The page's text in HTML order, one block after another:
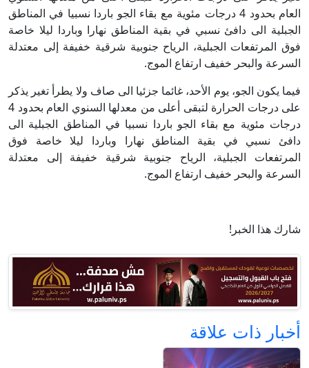
العام بحدود 4 درجات مئوية مع بقاء الجو باردا نسبيا في المناطق
الجبلية الى دافئ نسبي في بقية المناطق نهارا وباردا ليلا خاصة
فوق المرتفعات الجبلية، الرياح جنوبية شرقية خفيفة إلى معتدلة
السرعة والبحر خفيف ارتفاع الموج.
فيما يكون الجو، يوم الأحد، غائما جزئيا الى صاف ولا يطرأ تغير يذكر
على درجات الحرارة لتبقى أعلى من معدلها السنوي العام بحدود 4
درجات مئوية مع بقاء الجو باردا نسبيا في المناطق الجبلية الى
دافئ نسبي في بقية المناطق نهارا وباردا ليلا خاصة فوق
المرتفعات الجبلية، الرياح جنوبية شرقية خفيفة إلى معتدلة
السرعة والبحر خفيف ارتفاع الموج.
شارك هذا الخبر!
أخبار ذات علاقة